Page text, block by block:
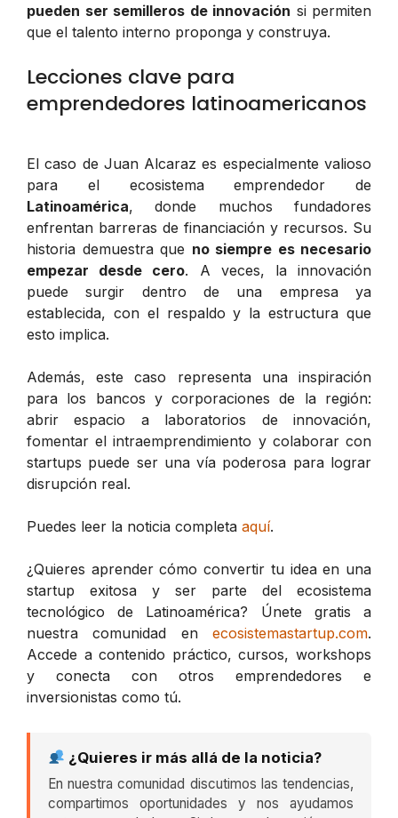
pueden ser semilleros de innovación si permiten
que el talento interno proponga y construya.
Lecciones clave para
emprendedores latinoamericanos
El caso de Juan Alcaraz es especialmente valioso
para el ecosistema emprendedor de
Latinoamérica, donde muchos fundadores
enfrentan barreras de financiación y recursos. Su
historia demuestra que no siempre es necesario
empezar desde cero. A veces, la innovación
puede surgir dentro de una empresa ya
establecida, con el respaldo y la estructura que
esto implica.
Además, este caso representa una inspiración
para los bancos y corporaciones de la región:
abrir espacio a laboratorios de innovación,
fomentar el intraemprendimiento y colaborar con
startups puede ser una vía poderosa para lograr
disrupción real.
Puedes leer la noticia completa aquí.
¿Quieres aprender cómo convertir tu idea en una
startup exitosa y ser parte del ecosistema
tecnológico de Latinoamérica? Únete gratis a
nuestra comunidad en ecosistemastartup.com.
Accede a contenido práctico, cursos, workshops
y conecta con otros emprendedores e
inversionistas como tú.
¿Quieres ir más allá de la noticia?
En nuestra comunidad discutimos las tendencias,
compartimos oportunidades y nos ayudamos